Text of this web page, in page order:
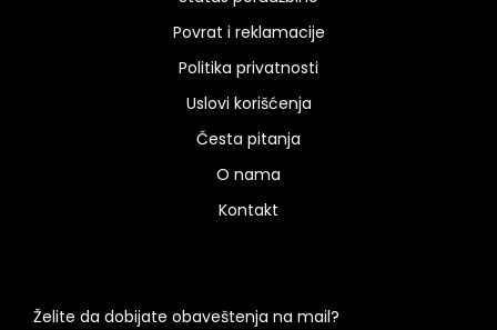
Povrat i reklamacije
Politika privatnosti
Uslovi korišćenja
Česta pitanja
O nama
Kontakt
Želite da dobijate obaveštenja na mail?